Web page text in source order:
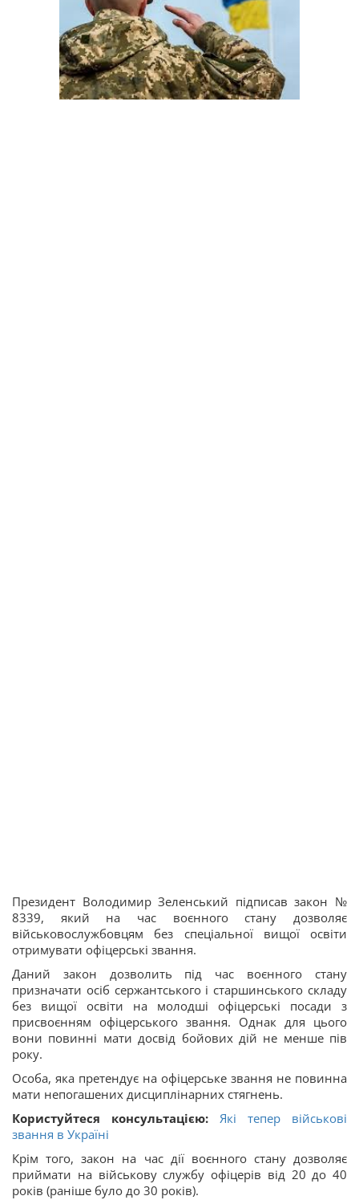
Президент Володимир Зеленський підписав закон №
8339, який на час воєнного стану дозволяє
військовослужбовцям без спеціальної вищої освіти
отримувати офіцерські звання.
Даний закон дозволить під час воєнного стану
призначати осіб сержантського і старшинського складу
без вищої освіти на молодші офіцерські посади з
присвоєнням офіцерського звання. Однак для цього
вони повинні мати досвід бойових дій не менше пів
року.
Особа, яка претендує на офіцерське звання не повинна
мати непогашених дисциплінарних стягнень.
Користуйтеся консультацією: Які тепер військові
звання в Україні
Крім того, закон на час дії воєнного стану дозволяє
приймати на військову службу офіцерів від 20 до 40
років (раніше було до 30 років).